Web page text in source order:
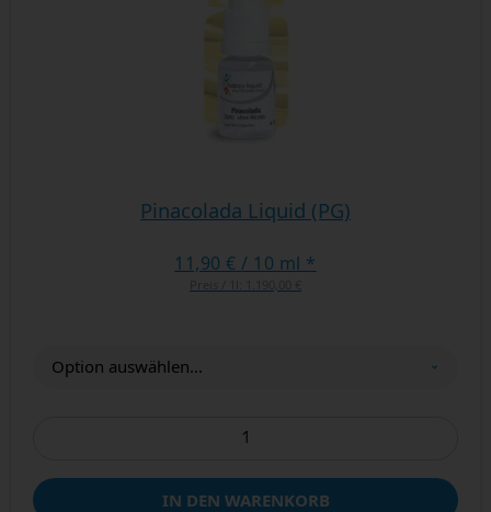
Pinacolada Liquid (PG)
11,90 € / 10 ml *
IN DEN WARENKORB